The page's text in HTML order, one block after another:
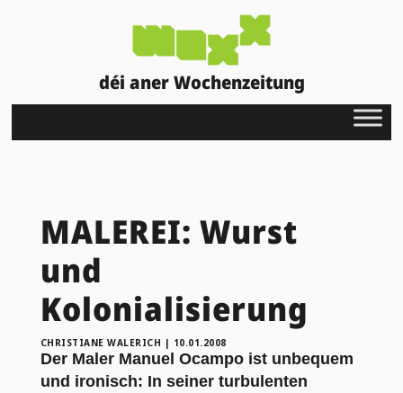
déi aner Wochenzeitung
MALEREI: Wurst
und
Kolonialisierung
CHRISTIANE WALERICH | 10.01.2008
Der Maler Manuel Ocampo ist unbequem
und ironisch: In seiner turbulenten